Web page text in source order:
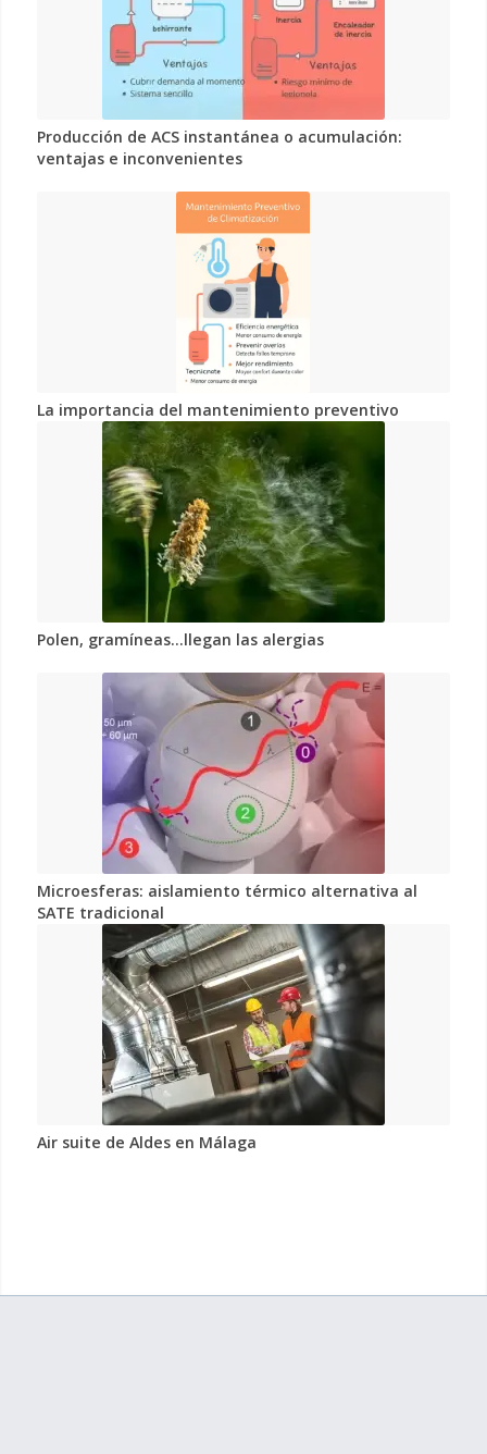
Producción de ACS instantánea o acumulación:
ventajas e inconvenientes
La importancia del mantenimiento preventivo
Polen, gramíneas…llegan las alergias
Microesferas: aislamiento térmico alternativa al
SATE tradicional
Air suite de Aldes en Málaga